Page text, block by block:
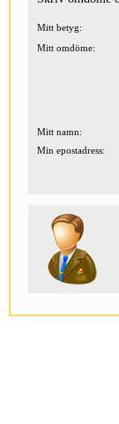
Mitt betyg:
Mitt omdöme:
Mitt namn:
Min epostadress: